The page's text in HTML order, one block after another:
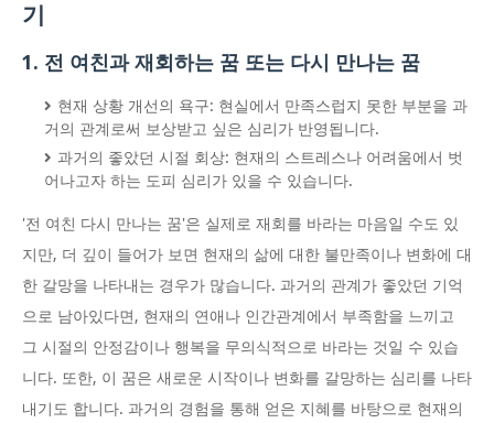
기
1. 전 여친과 재회하는 꿈 또는 다시 만나는 꿈
현재 상황 개선의 욕구: 현실에서 만족스럽지 못한 부분을 과
거의 관계로써 보상받고 싶은 심리가 반영됩니다.
과거의 좋았던 시절 회상: 현재의 스트레스나 어려움에서 벗
어나고자 하는 도피 심리가 있을 수 있습니다.
'전 여친 다시 만나는 꿈'은 실제로 재회를 바라는 마음일 수도 있
지만, 더 깊이 들어가 보면 현재의 삶에 대한 불만족이나 변화에 대
한 갈망을 나타내는 경우가 많습니다. 과거의 관계가 좋았던 기억
으로 남아있다면, 현재의 연애나 인간관계에서 부족함을 느끼고
그 시절의 안정감이나 행복을 무의식적으로 바라는 것일 수 있습
니다. 또한, 이 꿈은 새로운 시작이나 변화를 갈망하는 심리를 나타
내기도 합니다. 과거의 경험을 통해 얻은 지혜를 바탕으로 현재의